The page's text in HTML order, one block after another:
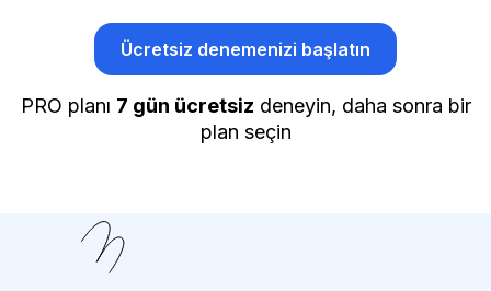
Ücretsiz denemenizi başlatın
PRO planı 7 gün ücretsiz deneyin, daha sonra bir
plan seçin